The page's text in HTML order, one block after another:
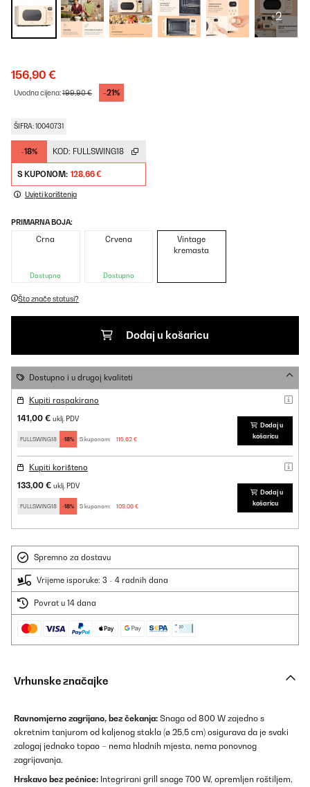
+2
156,90 €
Uvodna cijena:199,90 € -21%
ŠIFRA: 10040731
-18% KOD: FULLSWING18
S KUPONOM: 128,66 €
Uvjeti korištenja
PRIMARNA BOJA:
Crna
Dostupno
Crvena
Dostupno
Vintage
kremasta
Što znače statusi?
Dodaj u košaricu
Dostupno i u drugoj kvaliteti
Kupiti raspakirano
141,00 € uklj. PDV
FULLSWING18 -18% S kuponom: 115,62 €
Dodaj u
košaricu
Kupiti korišteno
133,00 € uklj. PDV
FULLSWING18 -18% S kuponom: 109,06 €
Dodaj u
košaricu
Spremno za dostavu
Vrijeme isporuke: 3 - 4 radnih dana
Povrat u 14 dana
Vrhunske značajke
Ravnomjerno zagrijano, bez čekanja: Snaga od 800 W zajedno s
okretnim tanjurom od kaljenog stakla (ø 25,5 cm) osigurava da je svaki
zalogaj jednako topao – nema hladnih mjesta, nema ponovnog
zagrijavanja.
Hrskavo bez pećnice: Integrirani grill snage 700 W, opremljen roštiljem,